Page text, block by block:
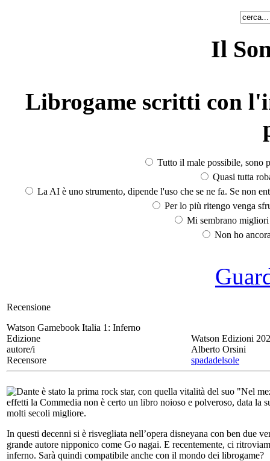
Il
Librogame scritti con
Tutto il male possibile, sono
Quasi tutta
La AI è uno strumento, dipende l'uso che se ne fa. Se non
Per lo più ritengo venga
Mi sembrano
Non ho
Recensione
Watson Gamebook Italia 1: Inferno
Edizione
Watson Edizioni
autore/i
Alberto Orsini
Recensore
spadadelsole
Dante è stato la prima rock star, con quella vitalità del suo "Nel
effetti la Commedia non è certo un libro noioso e polveroso, data la
molti secoli migliore.
In questi decenni si è risvegliata nell’opera disneyana con ben due
grande autore nipponico come Go nagai. E recentemente, ci
inferno. Sarà quindi compatibile anche con il mondo dei librogame?